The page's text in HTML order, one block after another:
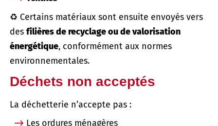
♻️ Certains matériaux sont ensuite envoyés vers
des filières de recyclage ou de valorisation
énergétique, conformément aux normes
environnementales.
Déchets non acceptés
La déchetterie n’accepte pas :
Les ordures ménagères